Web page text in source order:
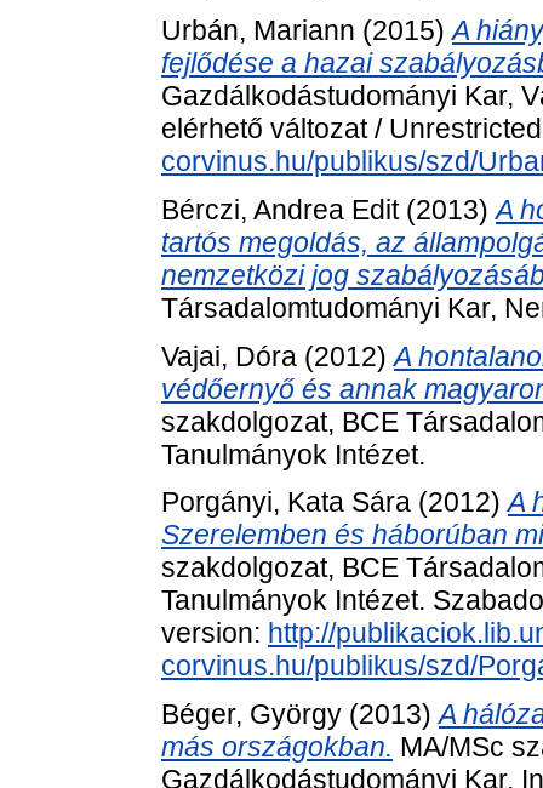
Urbán, Mariann (2015)A
fejlődése a hazai
Gazdálkodástudományi Kar,
elérhető változat /
corvinus.hu/publikus/szd/
Bérczi, Andrea Edit(2013)A
tartós megoldás, az
nemzetközi jog
Társadalomtudományi Kar,
Vajai, Dóra (2012)A
védőernyő és annak
szakdolgozat, BCE
Tanulmányok Intézet.
Porgányi, Kata Sára (2012)A
Szerelemben és háborúban
szakdolgozat, BCE
Tanulmányok Intézet.
version: http://
corvinus.hu/publikus/szd/
Béger, György (2013)A
más országokban. MA/MSc
Gazdálkodástudományi Kar,